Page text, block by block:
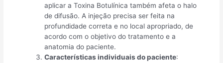
aplicar a Toxina Botulínica também afeta o halo
de difusão. A injeção precisa ser feita na
profundidade correta e no local apropriado, de
acordo com o objetivo do tratamento e a
anatomia do paciente.
Características individuais do paciente: